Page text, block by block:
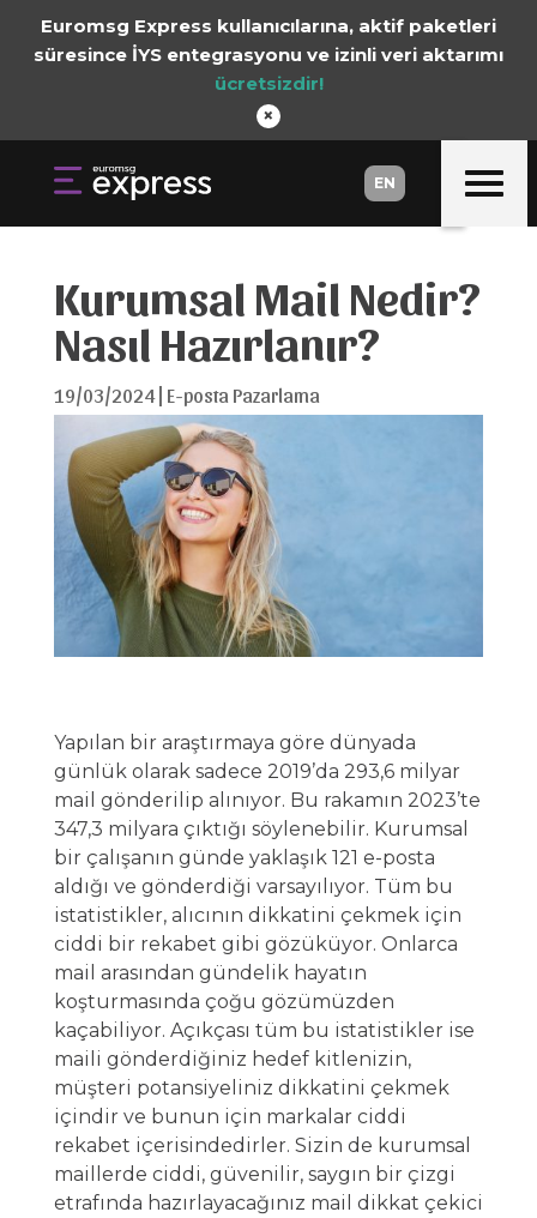
Euromsg Express kullanıcılarına, aktif paketleri
süresince İYS entegrasyonu ve izinli veri aktarımı
ücretsizdir!
×
EN
EN
Kurumsal Mail Nedir?
Nasıl Hazırlanır?
19/03/2024| E-posta Pazarlama
Yapılan bir araştırmaya göre dünyada
günlük olarak sadece 2019’da 293,6 milyar
mail gönderilip alınıyor. Bu rakamın 2023’te
347,3 milyara çıktığı söylenebilir. Kurumsal
bir çalışanın günde yaklaşık 121 e-posta
aldığı ve gönderdiği varsayılıyor. Tüm bu
istatistikler, alıcının dikkatini çekmek için
ciddi bir rekabet gibi gözüküyor. Onlarca
mail arasından gündelik hayatın
koşturmasında çoğu gözümüzden
kaçabiliyor. Açıkçası tüm bu istatistikler ise
maili gönderdiğiniz hedef kitlenizin,
müşteri potansiyeliniz dikkatini çekmek
içindir ve bunun için markalar ciddi
rekabet içerisindedirler. Sizin de kurumsal
maillerde ciddi, güvenilir, saygın bir çizgi
etrafında hazırlayacağınız mail dikkat çekici